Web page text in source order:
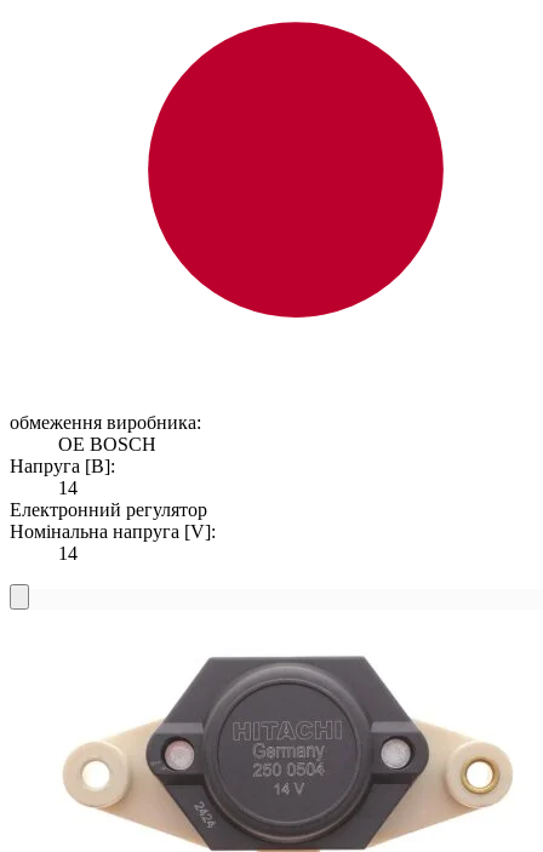
обмеження виробника:
OE BOSCH
Напруга [В]:
14
Електронний регулятор
Номінальна напруга [V]:
14